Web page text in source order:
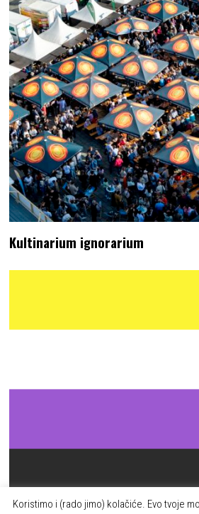
Kultinarium ignorarium
Koristimo i (rado jimo) kolačiće. Evo tvoje